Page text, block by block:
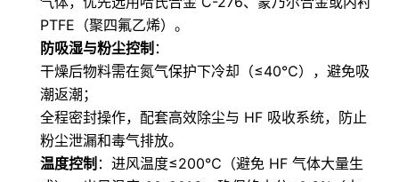
PTFE（聚四氟乙烯）。
防吸湿与粉尘控制 ：
干燥后物料需在氮气保护下冷却（≤40℃），避免吸
潮返潮；
全程密封操作，配套高效除尘与 HF 吸收系统，防止
粉尘泄漏和毒气排放。
温度控制 ：进风温度≤200℃（避免 HF 气体大量生